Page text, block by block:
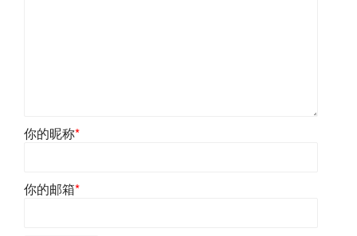
你的昵称*
你的邮箱*